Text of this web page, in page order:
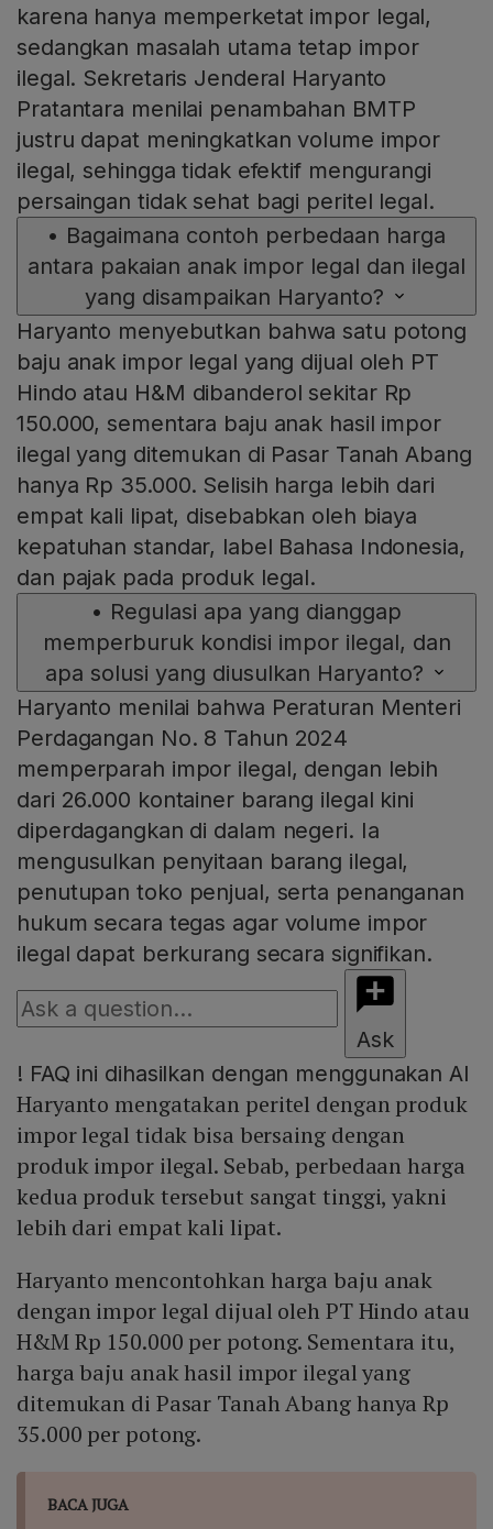
karena hanya memperketat impor legal,
sedangkan masalah utama tetap impor
ilegal. Sekretaris Jenderal Haryanto
Pratantara menilai penambahan BMTP
justru dapat meningkatkan volume impor
ilegal, sehingga tidak efektif mengurangi
persaingan tidak sehat bagi peritel legal.
• Bagaimana contoh perbedaan harga
antara pakaian anak impor legal dan ilegal
yang disampaikan Haryanto?
Haryanto menyebutkan bahwa satu potong
baju anak impor legal yang dijual oleh PT
Hindo atau H&M dibanderol sekitar Rp
150.000, sementara baju anak hasil impor
ilegal yang ditemukan di Pasar Tanah Abang
hanya Rp 35.000. Selisih harga lebih dari
empat kali lipat, disebabkan oleh biaya
kepatuhan standar, label Bahasa Indonesia,
dan pajak pada produk legal.
• Regulasi apa yang dianggap
memperburuk kondisi impor ilegal, dan
apa solusi yang diusulkan Haryanto?
Haryanto menilai bahwa Peraturan Menteri
Perdagangan No. 8 Tahun 2024
memperparah impor ilegal, dengan lebih
dari 26.000 kontainer barang ilegal kini
diperdagangkan di dalam negeri. Ia
mengusulkan penyitaan barang ilegal,
penutupan toko penjual, serta penanganan
hukum secara tegas agar volume impor
ilegal dapat berkurang secara signifikan.
Ask
! FAQ ini dihasilkan dengan menggunakan AI
Haryanto mengatakan peritel dengan produk
impor legal tidak bisa bersaing dengan
produk impor ilegal. Sebab, perbedaan harga
kedua produk tersebut sangat tinggi, yakni
lebih dari empat kali lipat.
Haryanto mencontohkan harga baju anak
dengan impor legal dijual oleh PT Hindo atau
H&M Rp 150.000 per potong. Sementara itu,
harga baju anak hasil impor ilegal yang
ditemukan di Pasar Tanah Abang hanya Rp
35.000 per potong.
BACA JUGA